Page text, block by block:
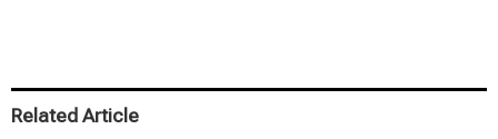
Related Article